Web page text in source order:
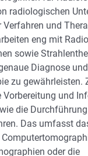
radiologischen
und
eng mit
sowie
Diagnose
zu gewährleisten.
Vorbereitung und
die
Das umfasst
oder die